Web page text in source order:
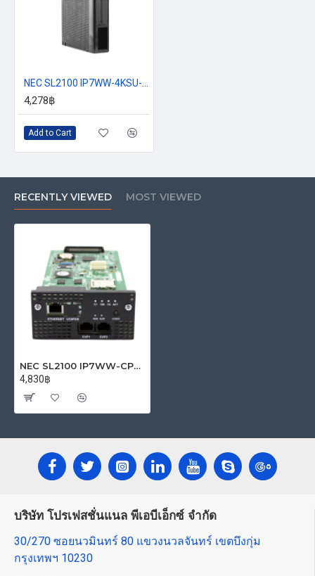
4,278฿
Add to Cart
RECENTLY VIEWED MOST VIEWED
NEC SL2100 IP7WW-CPU-C1
4,830฿
บริษัท โปรเฟสชั่นแนล พีเอบีเอ็กซ์ จำกัด
30/270 ซอยนวมินทร์ 80 แขวงนวลจันทร์ เขตบึงกุ่ม
กรุงเทพฯ 10230